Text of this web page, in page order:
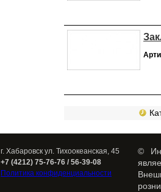
г. Хабаровск ул. Тихоокеанская, 45
+7 (4212) 75-76-76 / 56-39-08
Политика конфиденциальности
©